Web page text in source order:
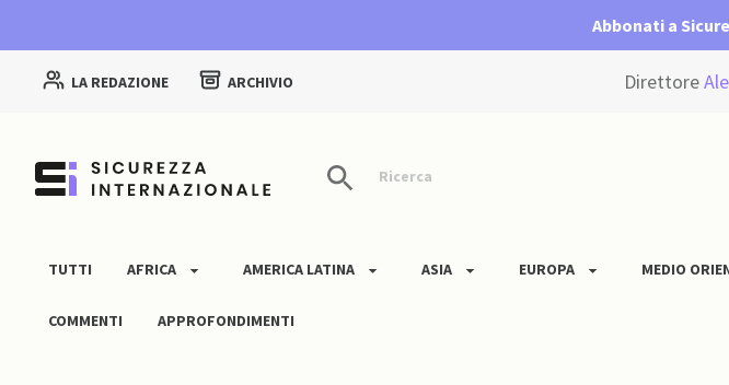
Abbonati a
LA REDAZIONE ARCHIVIO Direttore
Ricerca
TUTTI AFRICA AMERICA LATINA ASIA EUROPA MEDIO
COMMENTI APPROFONDIMENTI